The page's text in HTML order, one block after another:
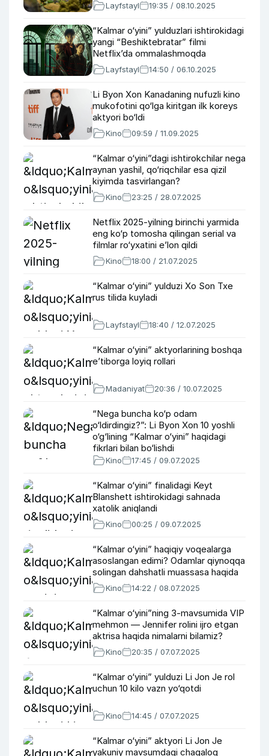
Layfstayl 19:35 / 08.10.2025
“Kalmar o‘yini” yulduzlari ishtirokidagi
yangi “Beshiktebratar” filmi
Netflix’da ommalashmoqda
Layfstayl 14:50 / 06.10.2025
Li Byon Xon Kanadaning nufuzli kino
mukofotini qo‘lga kiritgan ilk koreys
aktyori bo‘ldi
Kino 09:59 / 11.09.2025
“Kalmar o‘yini”dagi ishtirokchilar nega
aynan yashil, qo‘riqchilar esa qizil
kiyimda tasvirlangan?
Kino 23:25 / 28.07.2025
Netflix 2025-yilning birinchi yarmida
eng ko‘p tomosha qilingan serial va
filmlar ro‘yxatini e’lon qildi
Kino 18:00 / 21.07.2025
“Kalmar o‘yini” yulduzi Xo Son Txe
rus tilida kuyladi
Layfstayl 18:40 / 12.07.2025
“Kalmar o‘yini” aktyorlarining boshqa
e’tiborga loyiq rollari
Madaniyat 20:36 / 10.07.2025
“Nega buncha ko‘p odam
o‘ldirdingiz?”: Li Byon Xon 10 yoshli
o‘g‘lining “Kalmar o‘yini” haqidagi
fikrlari bilan bo‘lishdi
Kino 17:45 / 09.07.2025
“Kalmar o‘yini” finalidagi Keyt
Blanshett ishtirokidagi sahnada
xatolik aniqlandi
Kino 00:25 / 09.07.2025
“Kalmar o‘yini” haqiqiy voqealarga
asoslangan edimi? Odamlar qiynoqqa
solingan dahshatli muassasa haqida
Kino 14:22 / 08.07.2025
“Kalmar o‘yini”ning 3-mavsumida VIP
mehmon — Jennifer rolini ijro etgan
aktrisa haqida nimalarni bilamiz?
Kino 20:35 / 07.07.2025
“Kalmar o‘yini” yulduzi Li Jon Je rol
uchun 10 kilo vazn yo‘qotdi
Kino 14:45 / 07.07.2025
“Kalmar o‘yini” aktyori Li Jon Je
yakuniy mavsumdagi chaqaloq